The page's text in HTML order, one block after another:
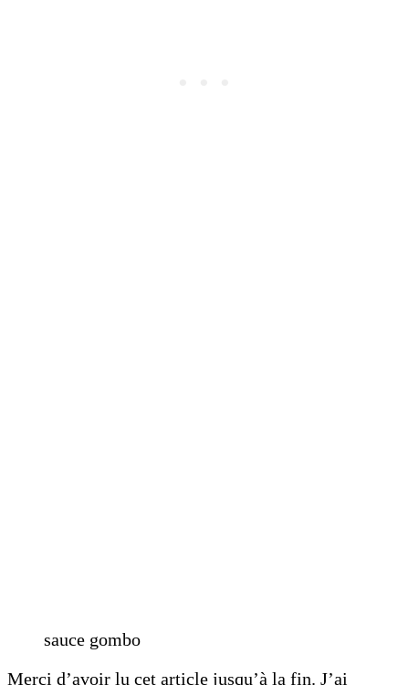
sauce gombo
Merci d’avoir lu cet article jusqu’à la fin. J’ai